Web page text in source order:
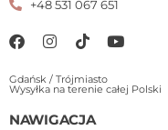
+48 531 067 651
Gdańsk / Trójmiasto
Wysyłka na terenie całej Polski
NAWIGACJA